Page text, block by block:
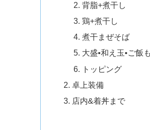
背脂+煮干し
鶏+煮干し
煮干まぜそば
大盛•和え玉•ご飯
トッピング
卓上装備
店内&着丼まで